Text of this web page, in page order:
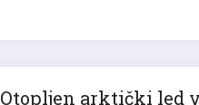
Otopljen arktički led